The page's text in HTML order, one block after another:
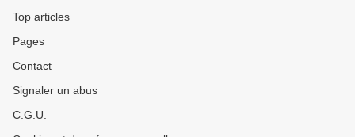
Top articles
Pages
Contact
Signaler un abus
C.G.U.